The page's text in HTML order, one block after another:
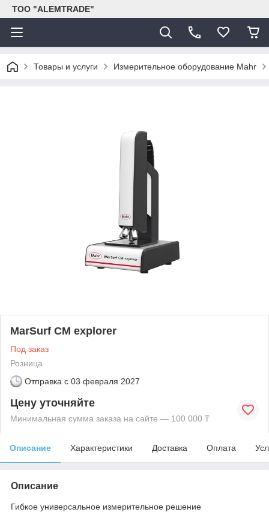
ТОО "ALEMTRADE"
Товары и услуги Измерительное оборудование Mahr
MarSurf CM explorer
Под заказ
Розница
Отправка с 03 февраля 2027
Цену уточняйте
Минимальная сумма заказа на сайте — 100 000 ₸
Описание Характеристики Доставка Оплата
Описание
Гибкое универсальное измерительное решение